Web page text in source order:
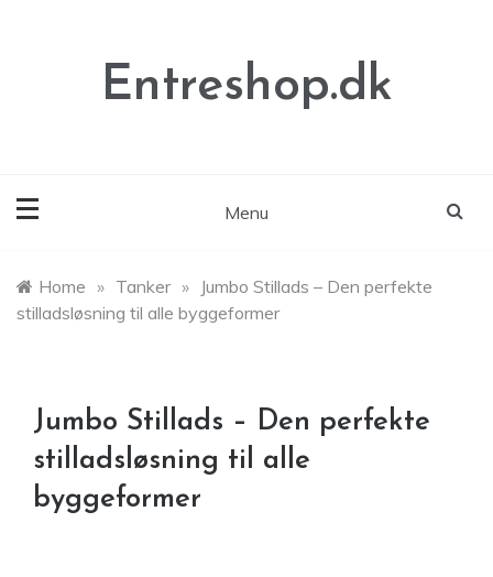
Entreshop.dk
Menu
Home » Tanker » Jumbo Stillads – Den perfekte
stilladsløsning til alle byggeformer
Jumbo Stillads – Den perfekte
stilladsløsning til alle
byggeformer